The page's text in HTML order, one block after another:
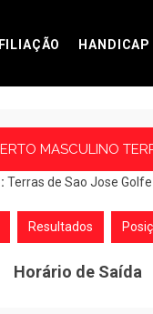
FILIAÇÃO HANDICAP
MASCULINO
Terras de Sao Jose
Resultados
Horário de Saída